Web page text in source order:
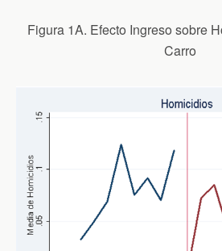
Figura 1A. Efecto Ingreso sobre
Carro